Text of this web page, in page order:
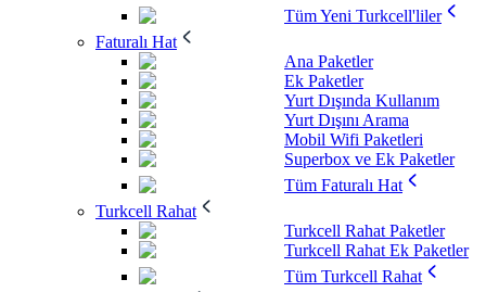
Tüm Yeni Turkcell'liler
Faturalı Hat
Ana Paketler
Ek Paketler
Yurt Dışında Kullanım
Yurt Dışını Arama
Mobil Wifi Paketleri
Superbox ve Ek Paketler
Tüm Faturalı Hat
Turkcell Rahat
Turkcell Rahat Paketler
Turkcell Rahat Ek Paketler
Tüm Turkcell Rahat